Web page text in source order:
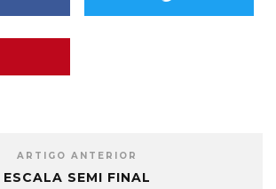
ARTIGO ANTERIOR
ESCALA SEMI FINAL